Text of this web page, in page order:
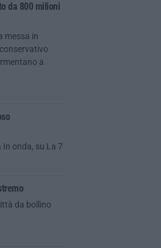
da 800 milioni
messa in
a
In onda, su La 7
da bollino